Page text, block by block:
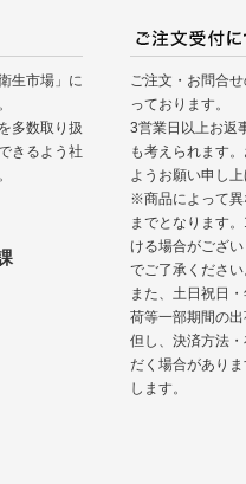
生市場」に
多数取り扱
きるよう社
ご注文・お問合
っております。
3営業日以上お返
も考えられます
ようお願い申し
※商品によって異
までとなります
ける場合がござ
でご了承くださ
また、土日祝日
荷等一部期間の
但し、決済方法
だく場合があり
します。